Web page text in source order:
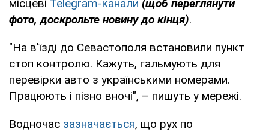
місцеві Telegram-канали (щоб переглянути
фото, доскрольте новину до кінця).
"На в'їзді до Севастополя встановили пункт
стоп контролю. Кажуть, гальмують для
перевірки авто з українськими номерами.
Працюють і пізно вночі", – пишуть у мережі.
Водночас зазначається, що рух по